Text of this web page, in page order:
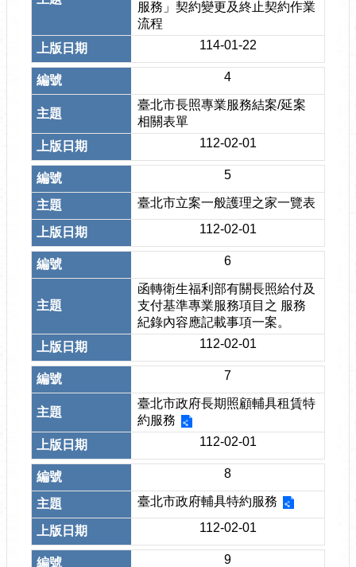
服務」契約變更及終止契約作業
流程
114-01-22
4
臺北市長照專業服務結案/延案
相關表單
112-02-01
5
臺北市立案一般護理之家一覽表
112-02-01
6
函轉衛生福利部有關長照給付及
支付基準專業服務項目之 服務
紀錄內容應記載事項一案。
112-02-01
7
臺北市政府長期照顧輔具租賃特
約服務
112-02-01
8
臺北市政府輔具特約服務
112-02-01
9